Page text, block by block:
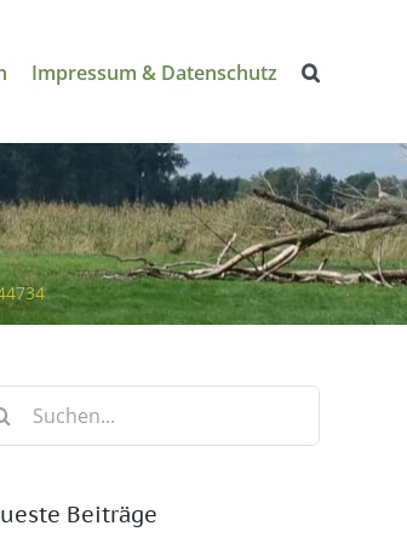
Impressum & Datenschutz
Beiträge